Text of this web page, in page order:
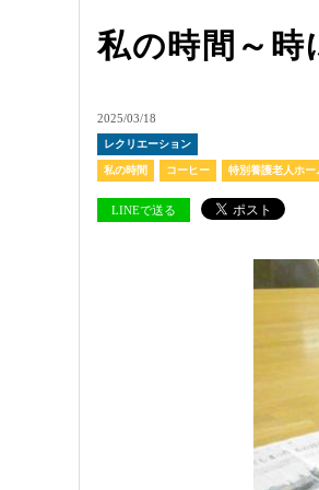
私の時間～時
2025/03/18
レクリエーション
私の時間 コーヒー 特別養護老人ホー
LINEで送る